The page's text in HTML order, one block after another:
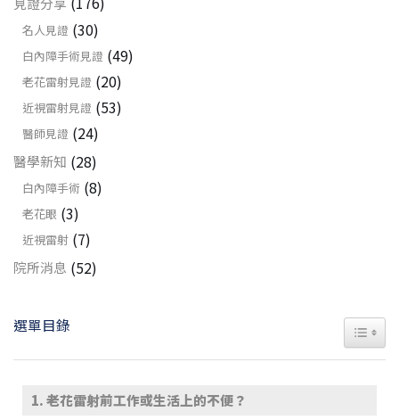
名人見證 (30)
白內障手術見證 (49)
老花雷射見證 (20)
近視雷射見證 (53)
醫師見證 (24)
醫學新知 (28)
白內障手術 (8)
老花眼 (3)
近視雷射 (7)
院所消息 (52)
選單目錄
老花雷射前工作或生活上的不便？